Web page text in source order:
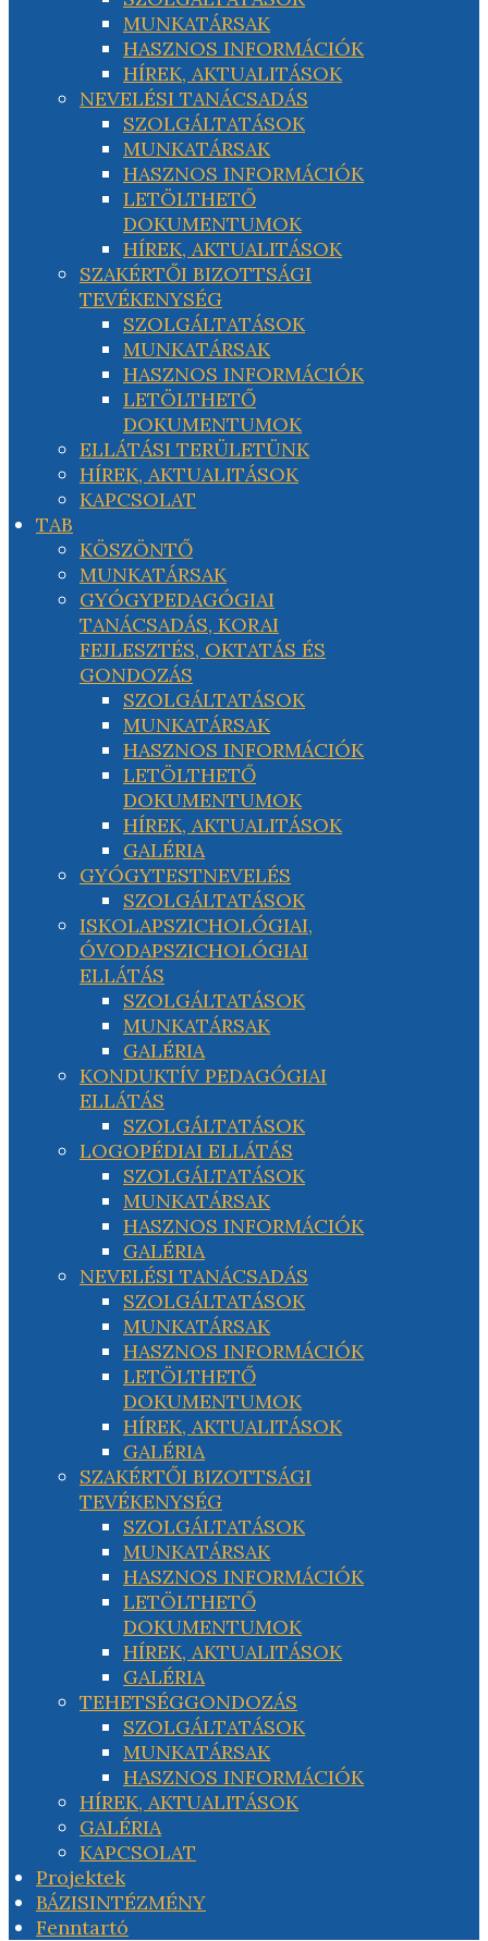
MUNKATÁRSAK
HASZNOS INFORMÁCIÓK
HÍREK, AKTUALITÁSOK
NEVELÉSI TANÁCSADÁS
SZOLGÁLTATÁSOK
MUNKATÁRSAK
HASZNOS INFORMÁCIÓK
LETÖLTHETŐ
DOKUMENTUMOK
HÍREK, AKTUALITÁSOK
SZAKÉRTŐI BIZOTTSÁGI
TEVÉKENYSÉG
SZOLGÁLTATÁSOK
MUNKATÁRSAK
HASZNOS INFORMÁCIÓK
LETÖLTHETŐ
DOKUMENTUMOK
ELLÁTÁSI TERÜLETÜNK
HÍREK, AKTUALITÁSOK
KAPCSOLAT
TAB
KÖSZÖNTŐ
MUNKATÁRSAK
GYÓGYPEDAGÓGIAI
TANÁCSADÁS, KORAI
FEJLESZTÉS, OKTATÁS ÉS
GONDOZÁS
SZOLGÁLTATÁSOK
MUNKATÁRSAK
HASZNOS INFORMÁCIÓK
LETÖLTHETŐ
DOKUMENTUMOK
HÍREK, AKTUALITÁSOK
GALÉRIA
GYÓGYTESTNEVELÉS
SZOLGÁLTATÁSOK
ISKOLAPSZICHOLÓGIAI,
ÓVODAPSZICHOLÓGIAI
ELLÁTÁS
SZOLGÁLTATÁSOK
MUNKATÁRSAK
GALÉRIA
KONDUKTÍV PEDAGÓGIAI
ELLÁTÁS
SZOLGÁLTATÁSOK
LOGOPÉDIAI ELLÁTÁS
SZOLGÁLTATÁSOK
MUNKATÁRSAK
HASZNOS INFORMÁCIÓK
GALÉRIA
NEVELÉSI TANÁCSADÁS
SZOLGÁLTATÁSOK
MUNKATÁRSAK
HASZNOS INFORMÁCIÓK
LETÖLTHETŐ
DOKUMENTUMOK
HÍREK, AKTUALITÁSOK
GALÉRIA
SZAKÉRTŐI BIZOTTSÁGI
TEVÉKENYSÉG
SZOLGÁLTATÁSOK
MUNKATÁRSAK
HASZNOS INFORMÁCIÓK
LETÖLTHETŐ
DOKUMENTUMOK
HÍREK, AKTUALITÁSOK
GALÉRIA
TEHETSÉGGONDOZÁS
SZOLGÁLTATÁSOK
MUNKATÁRSAK
HASZNOS INFORMÁCIÓK
HÍREK, AKTUALITÁSOK
GALÉRIA
KAPCSOLAT
Projektek
BÁZISINTÉZMÉNY
Fenntartó